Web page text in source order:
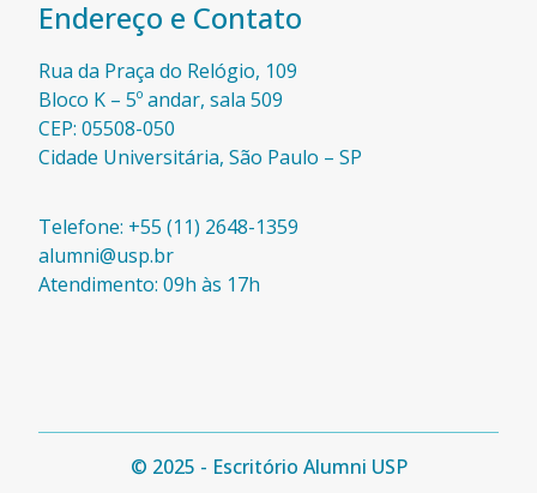
Endereço e Contato
Rua da Praça do Relógio, 109
Bloco K – 5º andar, sala 509
CEP: 05508-050
Cidade Universitária, São Paulo – SP​
Telefone: +55 (11) 2648-1359
alumni@usp.br
Atendimento: 09h às 17h
© 2025 - Escritório Alumni USP